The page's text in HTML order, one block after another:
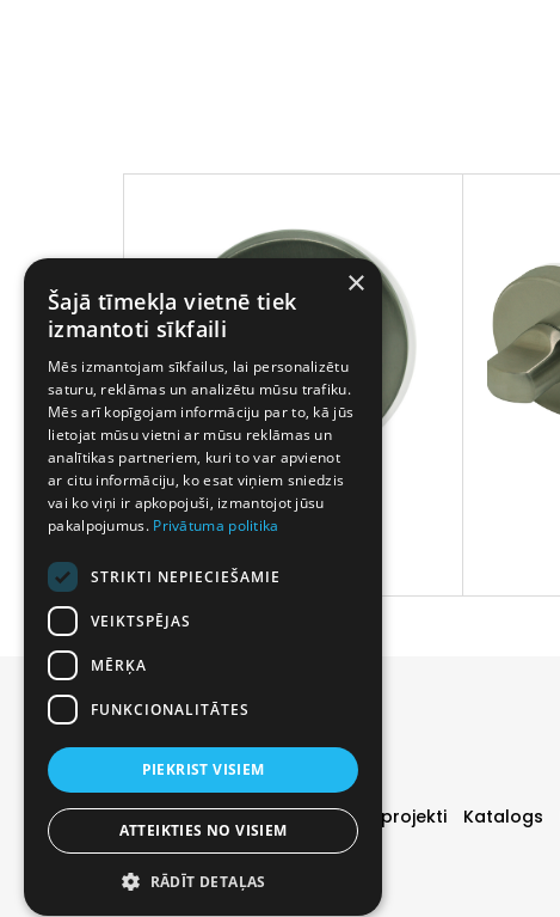
Durvis Īpašie piedāvājumi Realizētie projekti Katalogs
×
Šajā tīmekļa vietnē tiek
izmantoti sīkfaili
Mēs izmantojam sīkfailus, lai personalizētu
saturu, reklāmas un analizētu mūsu trafiku.
Mēs arī kopīgojam informāciju par to, kā jūs
lietojat mūsu vietni ar mūsu reklāmas un
analītikas partneriem, kuri to var apvienot
ar citu informāciju, ko esat viņiem sniedzis
vai ko viņi ir apkopojuši, izmantojot jūsu
pakalpojumus. Privātuma politika
STRIKTI NEPIECIEŠAMIE
VEIKTSPĒJAS
MĒRĶA
FUNKCIONALITĀTES
PIEKRIST VISIEM
ATTEIKTIES NO VISIEM
RĀDĪT DETAĻAS